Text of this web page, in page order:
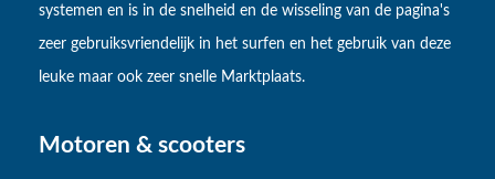
systemen en is in de snelheid en de wisseling van de pagina's
zeer gebruiksvriendelijk in het surfen en het gebruik van deze
leuke maar ook zeer snelle Marktplaats.
Motoren & scooters